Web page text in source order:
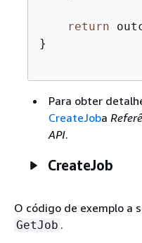
return
}
Para obter
CreateJoba
API.
CreateJob
O código de exemplo a
GetJob .